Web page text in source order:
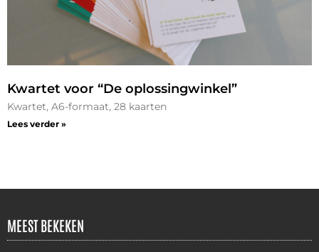
Kwartet voor “De oplossingwinkel”
Kwartet, A6-formaat, 28 kaarten
Lees verder »
MEEST BEKEKEN